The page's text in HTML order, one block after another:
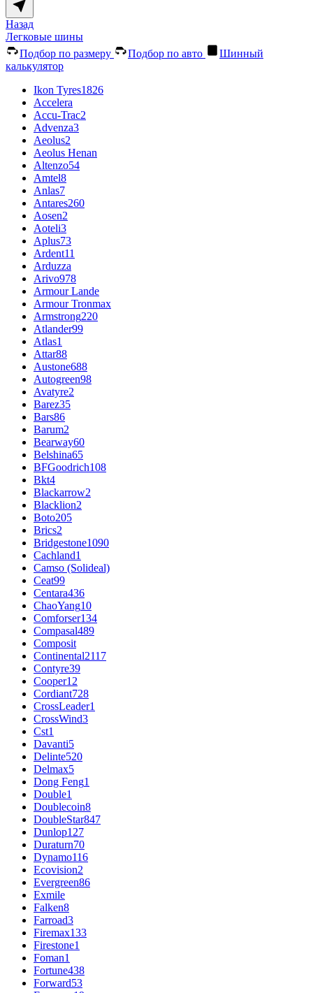
Назад
Легковые шины
Подбор по размеру
Подбор по авто
Шинный
калькулятор
Ikon Tyres1826
Accelera
Accu-Trac2
Advenza3
Aeolus2
Aeolus Henan
Altenzo54
Amtel8
Anlas7
Antares260
Aosen2
Aoteli3
Aplus73
Ardent11
Arduzza
Arivo978
Armour Lande
Armour Tronmax
Armstrong220
Atlander99
Atlas1
Attar88
Austone688
Autogreen98
Avatyre2
Barez35
Bars86
Barum2
Bearway60
Belshina65
BFGoodrich108
Bkt4
Blackarrow2
Blacklion2
Boto205
Brics2
Bridgestone1090
Cachland1
Camso (Solideal)
Ceat99
Centara436
ChaoYang10
Comforser134
Compasal489
Composit
Continental2117
Contyre39
Cooper12
Cordiant728
CrossLeader1
CrossWind3
Cst1
Davanti5
Delinte520
Delmax5
Dong Feng1
Double1
Doublecoin8
DoubleStar847
Dunlop127
Duraturn70
Dynamo116
Ecovision2
Evergreen86
Exmile
Falken8
Farroad3
Firemax133
Firestone1
Foman1
Fortune438
Forward53